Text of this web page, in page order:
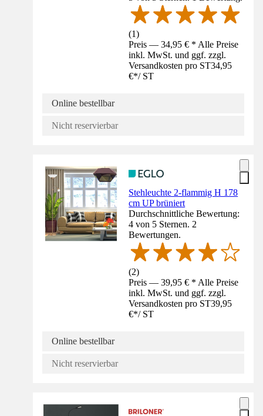
(1)
Preis — 34,95 € * Alle Preise
inkl. MwSt. und ggf. zzgl.
Versandkosten pro ST34,95
€*/ ST
Online bestellbar
Nicht reservierbar
Stehleuchte 2-flammig H 178
cm UP brüniert
Durchschnittliche Bewertung:
4 von 5 Sternen. 2
Bewertungen.
(2)
Preis — 39,95 € * Alle Preise
inkl. MwSt. und ggf. zzgl.
Versandkosten pro ST39,95
€*/ ST
Online bestellbar
Nicht reservierbar